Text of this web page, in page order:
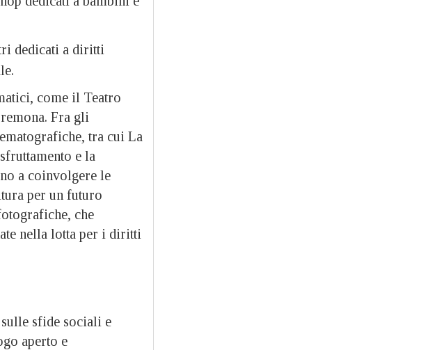
dedicati a diritti
come il Teatro
Fra gli
tra cui La
e la
a coinvolgere le
per un futuro
che
nella lotta per i diritti
sfide sociali e
aperto e